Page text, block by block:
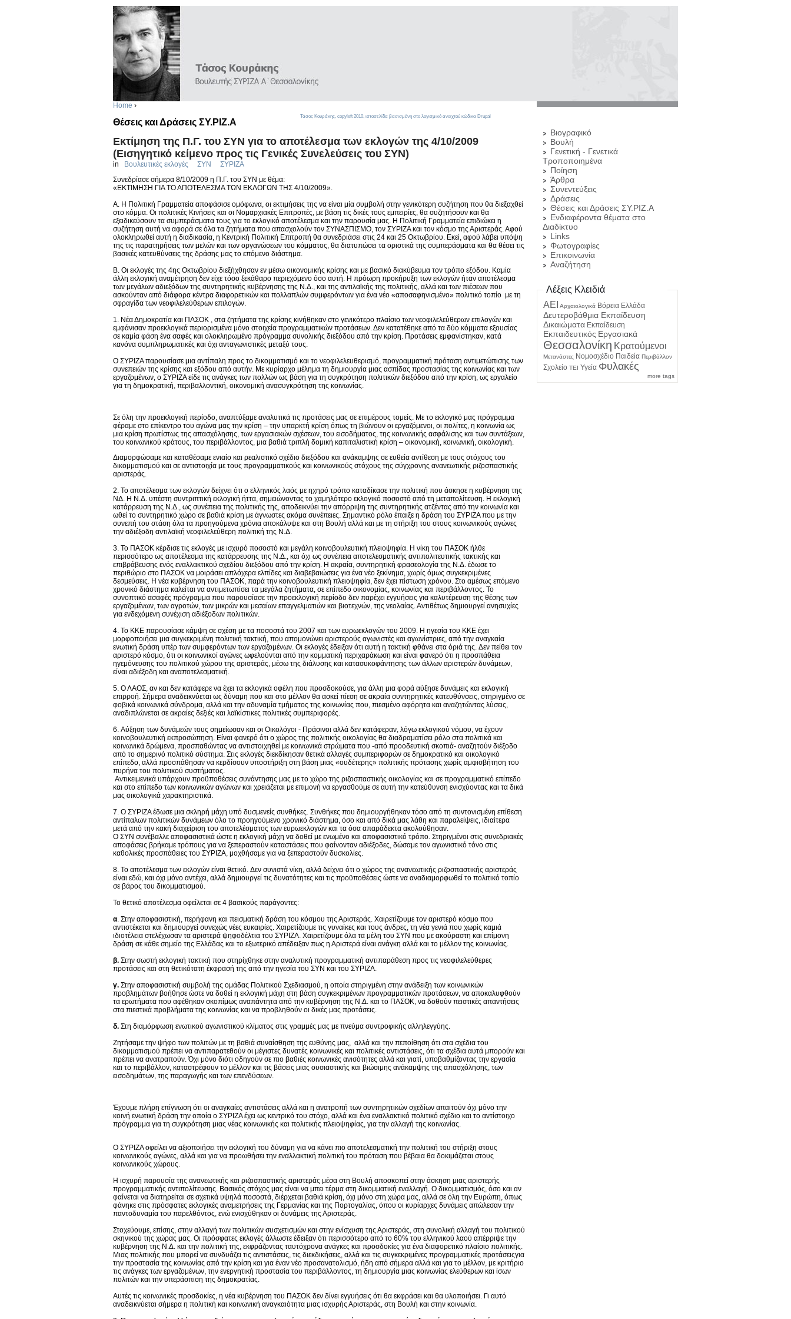
Home ›
Θέσεις και Δράσεις ΣΥ.ΡΙΖ.Α
Εκτίμηση της Π.Γ. του ΣΥΝ για το αποτέλεσμα των εκλογών της 4/10/2009
(Εισηγητικό κείμενο προς τις Γενικές Συνελεύσεις του ΣΥΝ)
in Βουλευτικές εκλογές ΣΥΝ
ΣΥΡΙΖΑ
Συνεδρίασε σήμερα 8/10/2009 η Π.Γ. του ΣΥΝ με θέμα:
«ΕΚΤΙΜΗΣΗ ΓΙΑ ΤΟ ΑΠΟΤΕΛΕΣΜΑ ΤΩΝ ΕΚΛΟΓΩΝ ΤΗΣ 4/10/2009».
Α. Η Πολιτική Γραμματεία αποφάσισε ομόφωνα, οι εκτιμήσεις της να είναι μία συμβολή στην γενικότερη συζήτηση που θα διεξαχθεί
στο κόμμα. Οι πολιτικές Κινήσεις και οι Νομαρχιακές Επιτροπές, με βάση τις δικές τους εμπειρίες, θα συζητήσουν και θα
εξειδικεύσουν τα συμπεράσματα τους για το εκλογικό αποτέλεσμα και την παρουσία μας. Η Πολιτική Γραμματεία επιδιώκει η
συζήτηση αυτή να αφορά σε όλα τα ζητήματα που απασχολούν τον ΣΥΝΑΣΠΙΣΜΟ, τον ΣΥΡΙΖΑ και τον κόσμο της Αριστεράς. Αφού
ολοκληρωθεί αυτή η διαδικασία, η Κεντρική Πολιτική Επιτροπή θα συνεδριάσει στις 24 και 25 Οκτωβρίου. Εκεί, αφού λάβει υπόψη
της τις παρατηρήσεις των μελών και των οργανώσεων του κόμματος, θα διατυπώσει τα οριστικά της συμπεράσματα και θα θέσει τις
βασικές κατευθύνσεις της δράσης μας το επόμενο διάστημα.
Β. Οι εκλογές της 4ης Οκτωβρίου διεξήχθησαν εν μέσω οικονομικής κρίσης και με βασικό διακύβευμα τον τρόπο εξόδου. Καμία
άλλη εκλογική αναμέτρηση δεν είχε τόσο ξεκάθαρο περιεχόμενο όσο αυτή. Η πρόωρη προκήρυξη των εκλογών ήταν αποτέλεσμα
των μεγάλων αδιεξόδων της συντηρητικής κυβέρνησης της Ν.Δ., και της αντιλαϊκής της πολιτικής, αλλά και των πιέσεων που
ασκούνταν από διάφορα κέντρα διαφορετικών και πολλαπλών συμφερόντων για ένα νέο «αποσαφηνισμένο» πολιτικό τοπίο με τη
σφραγίδα των νεοφιλελεύθερων επιλογών.
1. Νέα Δημοκρατία και ΠΑΣΟΚ , στα ζητήματα της κρίσης κινήθηκαν στο γενικότερο πλαίσιο των νεοφιλελεύθερων επιλογών και
εμφάνισαν προεκλογικά περιορισμένα μόνο στοιχεία προγραμματικών προτάσεων. Δεν κατατέθηκε από τα δύο κόμματα εξουσίας
σε καμία φάση ένα σαφές και ολοκληρωμένο πρόγραμμα συνολικής διεξόδου από την κρίση. Προτάσεις εμφανίστηκαν, κατά
κανόνα συμπληρωματικές και όχι ανταγωνιστικές μεταξύ τους.
Ο ΣΥΡΙΖΑ παρουσίασε μια αντίπαλη προς το δικομματισμό και το νεοφιλελευθερισμό, προγραμματική πρόταση αντιμετώπισης των
συνεπειών της κρίσης και εξόδου από αυτήν. Με κυρίαρχο μέλημα τη δημιουργία μιας ασπίδας προστασίας της κοινωνίας και των
εργαζομένων, ο ΣΥΡΙΖΑ είδε τις ανάγκες των πολλών ως βάση για τη συγκρότηση πολιτικών διεξόδου από την κρίση, ως εργαλείο
για τη δημοκρατική, περιβαλλοντική, οικονομική ανασυγκρότηση της κοινωνίας.
Σε όλη την προεκλογική περίοδο, αναπτύξαμε αναλυτικά τις προτάσεις μας σε επιμέρους τομείς. Με το εκλογικό μας πρόγραμμα
φέραμε στο επίκεντρο του αγώνα μας την κρίση – την υπαρκτή κρίση όπως τη βιώνουν οι εργαζόμενοι, οι πολίτες, η κοινωνία ως
μια κρίση πρωτίστως της απασχόλησης, των εργασιακών σχέσεων, του εισοδήματος, της κοινωνικής ασφάλισης και των συντάξεων,
του κοινωνικού κράτους, του περιβάλλοντος, μια βαθιά τριπλή δομική καπιταλιστική κρίση – οικονομική, κοινωνική, οικολογική.
Διαμορφώσαμε και καταθέσαμε ενιαίο και ρεαλιστικό σχέδιο διεξόδου και ανάκαμψης σε ευθεία αντίθεση με τους στόχους του
δικομματισμού και σε αντιστοιχία με τους προγραμματικούς και κοινωνικούς στόχους της σύγχρονης ανανεωτικής ριζοσπαστικής
αριστεράς.
2. Το αποτέλεσμα των εκλογών δείχνει ότι ο ελληνικός λαός με ηχηρό τρόπο καταδίκασε την πολιτική που άσκησε η κυβέρνηση της
ΝΔ. Η Ν.Δ. υπέστη συντριπτική εκλογική ήττα, σημειώνοντας το χαμηλότερο εκλογικό ποσοστό από τη μεταπολίτευση. Η εκλογική
κατάρρευση της Ν.Δ., ως συνέπεια της πολιτικής της, αποδεικνύει την απόρριψη της συντηρητικής ατζέντας από την κοινωνία και
ωθεί το συντηρητικό χώρο σε βαθιά κρίση με άγνωστες ακόμα συνέπειες. Σημαντικό ρόλο έπαιξε η δράση του ΣΥΡΙΖΑ που με την
συνεπή του στάση όλα τα προηγούμενα χρόνια αποκάλυψε και στη Βουλή αλλά και με τη στήριξη του στους κοινωνικούς αγώνες
την αδιέξοδη αντιλαϊκή νεοφιλελεύθερη πολιτική της Ν.Δ.
3. Το ΠΑΣΟΚ κέρδισε τις εκλογές με ισχυρό ποσοστό και μεγάλη κοινοβουλευτική πλειοψηφία. Η νίκη του ΠΑΣΟΚ ήλθε
περισσότερο ως αποτέλεσμα της κατάρρευσης της Ν.Δ., και όχι ως συνέπεια αποτελεσματικής αντιπολιτευτικής τακτικής και
επιβράβευσης ενός εναλλακτικού σχεδίου διεξόδου από την κρίση. Η ακραία, συντηρητική φρασεολογία της Ν.Δ. έδωσε το
περιθώριο στο ΠΑΣΟΚ να μοιράσει απλόχερα ελπίδες και διαβεβαιώσεις για ένα νέο ξεκίνημα, χωρίς όμως συγκεκριμένες
δεσμεύσεις. Η νέα κυβέρνηση του ΠΑΣΟΚ, παρά την κοινοβουλευτική πλειοψηφία, δεν έχει πίστωση χρόνου. Στο αμέσως επόμενο
χρονικό διάστημα καλείται να αντιμετωπίσει τα μεγάλα ζητήματα, σε επίπεδο οικονομίας, κοινωνίας και περιβάλλοντος. Το
συνοπτικό ασαφές πρόγραμμα που παρουσίασε την προεκλογική περίοδο δεν παρέχει εγγυήσεις για καλυτέρευση της θέσης των
εργαζομένων, των αγροτών, των μικρών και μεσαίων επαγγελματιών και βιοτεχνών, της νεολαίας. Αντιθέτως δημιουργεί ανησυχίες
για ενδεχόμενη συνέχιση αδιέξοδων πολιτικών.
4. Το ΚΚΕ παρουσίασε κάμψη σε σχέση με τα ποσοστά του 2007 και των ευρωεκλογών του 2009. Η ηγεσία του ΚΚΕ έχει
μορφοποιήσει μια συγκεκριμένη πολιτική τακτική, που απομονώνει αριστερούς αγωνιστές και αγωνίστριες, από την αναγκαία
ενωτική δράση υπέρ των συμφερόντων των εργαζομένων. Οι εκλογές έδειξαν ότι αυτή η τακτική φθάνει στα όριά της. Δεν πείθει τον
αριστερό κόσμο, ότι οι κοινωνικοί αγώνες ωφελούνται από την κομματική περιχαράκωση και είναι φανερό ότι η προσπάθεια
ηγεμόνευσης του πολιτικού χώρου της αριστεράς, μέσω της διάλυσης και κατασυκοφάντησης των άλλων αριστερών δυνάμεων,
είναι αδιέξοδη και αναποτελεσματική.
5. Ο ΛΑΟΣ, αν και δεν κατάφερε να έχει τα εκλογικά οφέλη που προσδοκούσε, για άλλη μια φορά αύξησε δυνάμεις και εκλογική
επιρροή. Σήμερα αναδεικνύεται ως δύναμη που και στο μέλλον θα ασκεί πίεση σε ακραία συντηρητικές κατευθύνσεις, στηριγμένο σε
φοβικά κοινωνικά σύνδρομα, αλλά και την αδυναμία τμήματος της κοινωνίας που, πιεσμένο αφόρητα και αναζητώντας λύσεις,
αναδιπλώνεται σε ακραίες δεξιές και λαϊκίστικες πολιτικές συμπεριφορές.
6. Αύξηση των δυνάμεών τους σημείωσαν και οι Οικολόγοι - Πράσινοι αλλά δεν κατάφεραν, λόγω εκλογικού νόμου, να έχουν
κοινοβουλευτική εκπροσώπηση. Είναι φανερό ότι ο χώρος της πολιτικής οικολογίας θα διαδραματίσει ρόλο στα πολιτικά και
κοινωνικά δρώμενα, προσπαθώντας να αντιστοιχηθεί με κοινωνικά στρώματα που -από προοδευτική σκοπιά- αναζητούν διέξοδο
από το σημερινό πολιτικό σύστημα. Στις εκλογές διεκδίκησαν θετικά αλλαγές συμπεριφορών σε δημοκρατικό και οικολογικό
επίπεδο, αλλά προσπάθησαν να κερδίσουν υποστήριξη στη βάση μιας «ουδέτερης» πολιτικής πρότασης χωρίς αμφισβήτηση του
πυρήνα του πολιτικού συστήματος.
Αντικειμενικά υπάρχουν προϋποθέσεις συνάντησης μας με το χώρο της ριζοσπαστικής οικολογίας και σε προγραμματικό επίπεδο
και στο επίπεδο των κοινωνικών αγώνων και χρειάζεται με επιμονή να εργασθούμε σε αυτή την κατεύθυνση ενισχύοντας και τα δικά
μας οικολογικά χαρακτηριστικά.
7. Ο ΣΥΡΙΖΑ έδωσε μια σκληρή μάχη υπό δυσμενείς συνθήκες. Συνθήκες που δημιουργήθηκαν τόσο από τη συντονισμένη επίθεση
αντίπαλων πολιτικών δυνάμεων όλο το προηγούμενο χρονικό διάστημα, όσο και από δικά μας λάθη και παραλείψεις, ιδιαίτερα
μετά από την κακή διαχείριση του αποτελέσματος των ευρωεκλογών και τα όσα απαράδεκτα ακολούθησαν.
Ο ΣΥΝ συνέβαλλε αποφασιστικά ώστε η εκλογική μάχη να δοθεί με ενωμένο και αποφασιστικό τρόπο. Στηριγμένοι στις συνεδριακές
αποφάσεις βρήκαμε τρόπους για να ξεπεραστούν καταστάσεις που φαίνονταν αδιέξοδες, δώσαμε τον αγωνιστικό τόνο στις
καθολικές προσπάθειες του ΣΥΡΙΖΑ, μοχθήσαμε για να ξεπεραστούν δυσκολίες.
8. Το αποτέλεσμα των εκλογών είναι θετικό. Δεν συνιστά νίκη, αλλά δείχνει ότι ο χώρος της ανανεωτικής ριζοσπαστικής αριστεράς
είναι εδώ, και όχι μόνο αντέχει, αλλά δημιουργεί τις δυνατότητες και τις προϋποθέσεις ώστε να αναδιαμορφωθεί το πολιτικό τοπίο
σε βάρος του δικομματισμού.
Το θετικό αποτέλεσμα οφείλεται σε 4 βασικούς παράγοντες:
α. Στην αποφασιστική, περήφανη και πεισματική δράση του κόσμου της Αριστεράς. Χαιρετίζουμε τον αριστερό κόσμο που
αντιστέκεται και δημιουργεί συνεχώς νέες ευκαιρίες. Χαιρετίζουμε τις γυναίκες και τους άνδρες, τη νέα γενιά που χωρίς καμιά
ιδιοτέλεια στελέχωσαν τα αριστερά ψηφοδέλτια του ΣΥΡΙΖΑ. Χαιρετίζουμε όλα τα μέλη του ΣΥΝ που με ακούραστη και επίμονη
δράση σε κάθε σημείο της Ελλάδας και το εξωτερικό απέδειξαν πως η Αριστερά είναι ανάγκη αλλά και το μέλλον της κοινωνίας.
β. Στην σωστή εκλογική τακτική που στηρίχθηκε στην αναλυτική προγραμματική αντιπαράθεση προς τις νεοφιλελεύθερες
προτάσεις και στη θετικότατη έκφρασή της από την ηγεσία του ΣΥΝ και του ΣΥΡΙΖΑ.
γ. Στην αποφασιστική συμβολή της ομάδας Πολιτικού Σχεδιασμού, η οποία στηριγμένη στην ανάδειξη των κοινωνικών
προβλημάτων βοήθησε ώστε να δοθεί η εκλογική μάχη στη βάση συγκεκριμένων προγραμματικών προτάσεων, να αποκαλυφθούν
τα ερωτήματα που αφέθηκαν σκοπίμως αναπάντητα από την κυβέρνηση της Ν.Δ. και το ΠΑΣΟΚ, να δοθούν πειστικές απαντήσεις
στα πιεστικά προβλήματα της κοινωνίας και να προβληθούν οι δικές μας προτάσεις.
δ. Στη διαμόρφωση ενωτικού αγωνιστικού κλίματος στις γραμμές μας με πνεύμα συντροφικής αλληλεγγύης.
Ζητήσαμε την ψήφο των πολιτών με τη βαθιά συναίσθηση της ευθύνης μας, αλλά και την πεποίθηση ότι στα σχέδια του
δικομματισμού πρέπει να αντιπαρατεθούν οι μέγιστες δυνατές κοινωνικές και πολιτικές αντιστάσεις, ότι τα σχέδια αυτά μπορούν και
πρέπει να ανατραπούν. Όχι μόνο διότι οδηγούν σε πιο βαθιές κοινωνικές ανισότητες αλλά και γιατί, υποβαθμίζοντας την εργασία
και το περιβάλλον, καταστρέφουν το μέλλον και τις βάσεις μιας ουσιαστικής και βιώσιμης ανάκαμψης της απασχόλησης, των
εισοδημάτων, της παραγωγής και των επενδύσεων.
Έχουμε πλήρη επίγνωση ότι οι αναγκαίες αντιστάσεις αλλά και η ανατροπή των συντηρητικών σχεδίων απαιτούν όχι μόνο την
κοινή ενωτική δράση την οποία ο ΣΥΡΙΖΑ έχει ως κεντρικό του στόχο, αλλά και ένα εναλλακτικό πολιτικό σχέδιο και το αντίστοιχο
πρόγραμμα για τη συγκρότηση μιας νέας κοινωνικής και πολιτικής πλειοψηφίας, για την αλλαγή της κοινωνίας.
Ο ΣΥΡΙΖΑ οφείλει να αξιοποιήσει την εκλογική του δύναμη για να κάνει πιο αποτελεσματική την πολιτική του στήριξη στους
κοινωνικούς αγώνες, αλλά και για να προωθήσει την εναλλακτική πολιτική του πρόταση που βέβαια θα δοκιμάζεται στους
κοινωνικούς χώρους.
Η ισχυρή παρουσία της ανανεωτικής και ριζοσπαστικής αριστεράς μέσα στη Βουλή αποσκοπεί στην άσκηση μιας αριστερής
προγραμματικής αντιπολίτευσης. Βασικός στόχος μας είναι να μπει τέρμα στη δικομματική εναλλαγή. Ο δικομματισμός, όσο και αν
φαίνεται να διατηρείται σε σχετικά υψηλά ποσοστά, διέρχεται βαθιά κρίση, όχι μόνο στη χώρα μας, αλλά σε όλη την Ευρώπη, όπως
φάνηκε στις πρόσφατες εκλογικές αναμετρήσεις της Γερμανίας και της Πορτογαλίας, όπου οι κυρίαρχες δυνάμεις απώλεσαν την
παντοδυναμία του παρελθόντος, ενώ ενισχύθηκαν οι δυνάμεις της Αριστεράς.
Στοχεύουμε, επίσης, στην αλλαγή των πολιτικών συσχετισμών και στην ενίσχυση της Αριστεράς, στη συνολική αλλαγή του πολιτικού
σκηνικού της χώρας μας. Οι πρόσφατες εκλογές άλλωστε έδειξαν ότι περισσότερο από το 60% του ελληνικού λαού απέρριψε την
κυβέρνηση της Ν.Δ. και την πολιτική της, εκφράζοντας ταυτόχρονα ανάγκες και προσδοκίες για ένα διαφορετικό πλαίσιο πολιτικής.
Μιας πολιτικής που μπορεί να συνδυάζει τις αντιστάσεις, τις διεκδικήσεις, αλλά και τις συγκεκριμένες προγραμματικές προτάσειςγια
την προστασία της κοινωνίας από την κρίση και για έναν νέο προσανατολισμό, ήδη από σήμερα αλλά και για το μέλλον, με κριτήριο
τις ανάγκες των εργαζομένων, την ενεργητική προστασία του περιβάλλοντος, τη δημιουργία μιας κοινωνίας ελεύθερων και ίσων
πολιτών και την υπεράσπιση της δημοκρατίας.
Αυτές τις κοινωνικές προσδοκίες, η νέα κυβέρνηση του ΠΑΣΟΚ δεν δίνει εγγυήσεις ότι θα εκφράσει και θα υλοποιήσει. Γι αυτό
αναδεικνύεται σήμερα η πολιτική και κοινωνική αναγκαιότητα μιας ισχυρής Αριστεράς, στη Βουλή και στην κοινωνία.
Βιογραφικό
Βουλή
Γενετική - Γενετικά
Τροποποιημένα
Ποίηση
Άρθρα
Συνεντεύξεις
Δράσεις
Θέσεις και Δράσεις ΣΥ.ΡΙΖ.Α
Ενδιαφέροντα θέματα στο
Διαδίκτυο
Links
Φωτογραφίες
Επικοινωνία
Αναζήτηση
Λέξεις Κλειδιά
ΑΕΙ
Αρχαιολογικά Βόρεια Ελλάδα
Δευτεροβάθμια Εκπαίδευση
Δικαιώματα Εκπαίδευση
Εκπαιδευτικός Εργασιακά
Θεσσαλονίκη Κρατούμενοι
Μετανάστες Νομοσχέδιο Παιδεία Περιβάλλον
Σχολείο ΤΕΙ Υγεία Φυλακές
more tags
Τάσος Κουράκης, copyleft 2010, ιστοσελίδα βασισμένη στο λογισμικό ανοιχτού κώδικα Drupal